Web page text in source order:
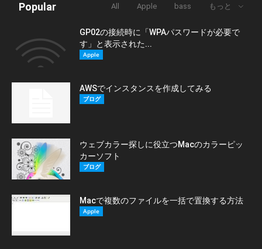
Popular All Apple bass もっと
GP02の接続時に「WPAパスワードが必要で
す」と表示された...
Apple
AWSでインスタンスを作成してみる
ブログ
ウェブカラー探しに役立つMacのカラーピッ
カーソフト
ブログ
Macで複数のファイルを一括で置換する方法
Apple